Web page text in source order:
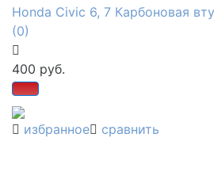
избранное сравнить
Honda Civic 6, 7 Карбоновая
(0)
400 руб.